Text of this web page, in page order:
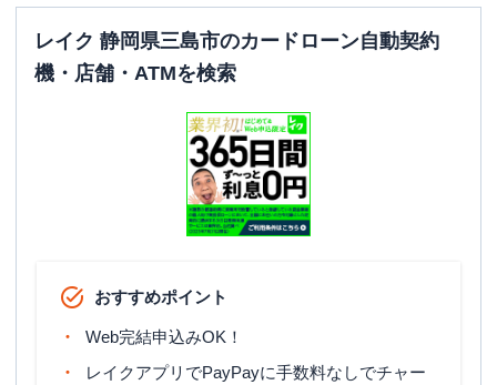
レイク 静岡県三島市のカードローン自動契約
機・店舗・ATMを検索
おすすめポイント
Web完結申込みOK！
レイクアプリでPayPayに手数料なしでチャー